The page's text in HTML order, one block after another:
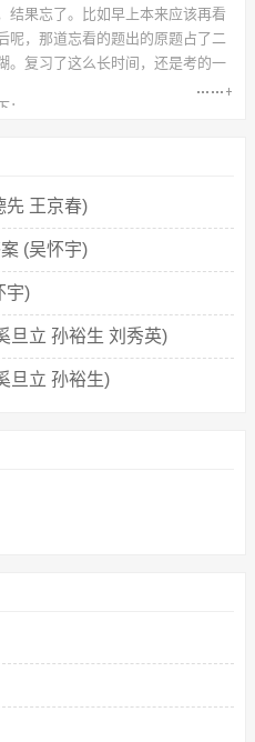
结果忘了。比如早上本来应该再看
呢，那道忘看的题出的原题占了二
。复习了这么长时间，还是考的一
：
先 王京春)
(吴怀宇)
宇)
旦立 孙裕生 刘秀英)
旦立 孙裕生)